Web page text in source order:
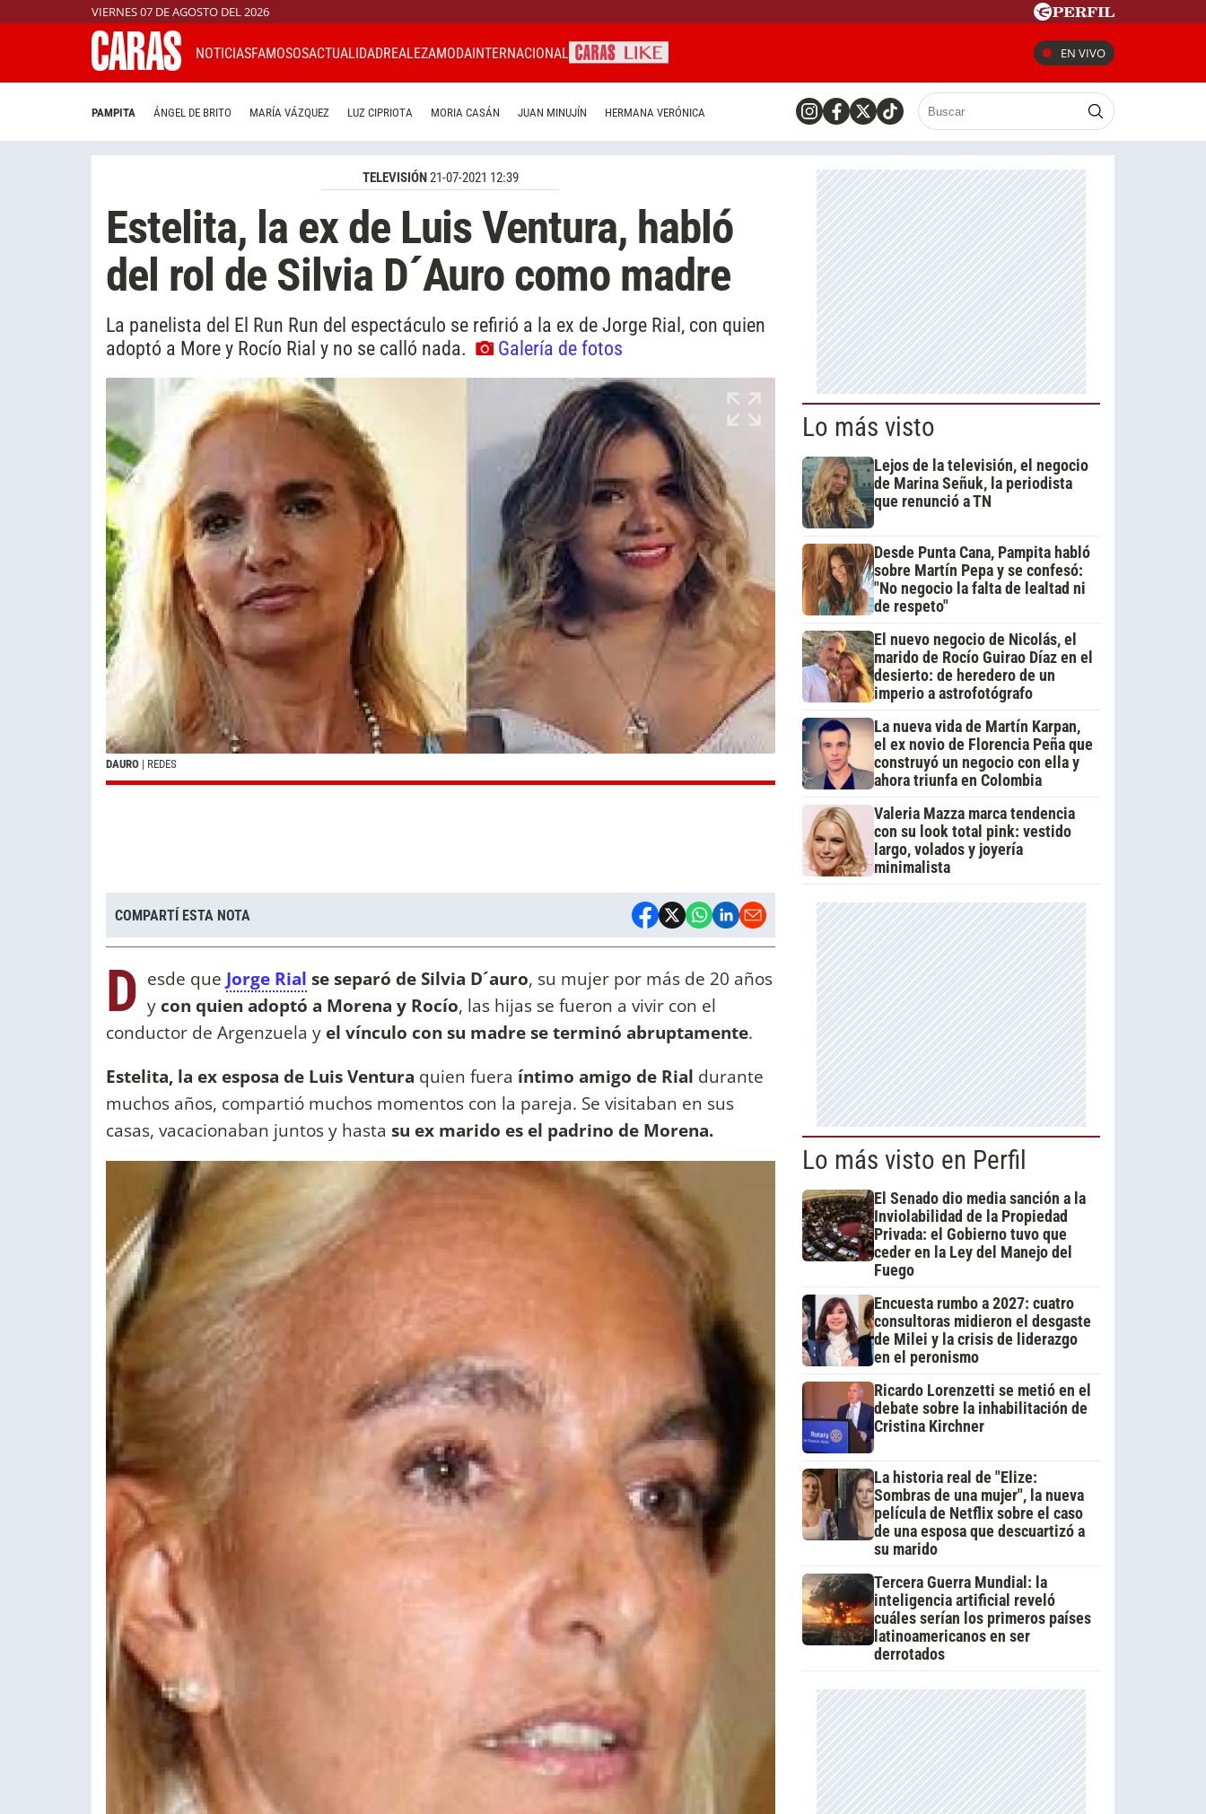
VIERNES 07 DE AGOSTO DEL 2026
NOTICIASFAMOSOSACTUALIDADREALEZAMODAINTERNACIONAL EN VIVO
PAMPITA ÁNGEL DE BRITO MARÍA VÁZQUEZ LUZ CIPRIOTA MORIA CASÁN JUAN MINUJÍN HERMANA VERÓNICA
TELEVISIÓN21-07-2021 12:39
Estelita, la ex de Luis Ventura, habló
del rol de Silvia D´Auro como madre
La panelista del El Run Run del espectáculo se refirió a la ex de Jorge Rial, con quien
adoptó a More y Rocío Rial y no se calló nada.
Galería de fotos
DAURO | REDES
COMPARTÍ ESTA NOTA
D esde que Jorge Rial se separó de Silvia D´auro, su mujer por más de 20 años
y con quien adoptó a Morena y Rocío, las hijas se fueron a vivir con el
conductor de Argenzuela y el vínculo con su madre se terminó abruptamente.
Estelita, la ex esposa de Luis Ventura quien fuera íntimo amigo de Rial durante
muchos años, compartió muchos momentos con la pareja. Se visitaban en sus
casas, vacacionaban juntos y hasta su ex marido es el padrino de Morena.
Lo más visto
Lejos de la televisión, el negocio
de Marina Señuk, la periodista
que renunció a TN
Desde Punta Cana, Pampita habló
sobre Martín Pepa y se confesó:
"No negocio la falta de lealtad ni
de respeto"
El nuevo negocio de Nicolás, el
marido de Rocío Guirao Díaz en el
desierto: de heredero de un
imperio a astrofotógrafo
La nueva vida de Martín Karpan,
el ex novio de Florencia Peña que
construyó un negocio con ella y
ahora triunfa en Colombia
Valeria Mazza marca tendencia
con su look total pink: vestido
largo, volados y joyería
minimalista
Lo más visto en Perfil
El Senado dio media sanción a la
Inviolabilidad de la Propiedad
Privada: el Gobierno tuvo que
ceder en la Ley del Manejo del
Fuego
Encuesta rumbo a 2027: cuatro
consultoras midieron el desgaste
de Milei y la crisis de liderazgo
en el peronismo
Ricardo Lorenzetti se metió en el
debate sobre la inhabilitación de
Cristina Kirchner
La historia real de "Elize:
Sombras de una mujer", la nueva
película de Netflix sobre el caso
de una esposa que descuartizó a
su marido
Tercera Guerra Mundial: la
inteligencia artificial reveló
cuáles serían los primeros países
latinoamericanos en ser
derrotados